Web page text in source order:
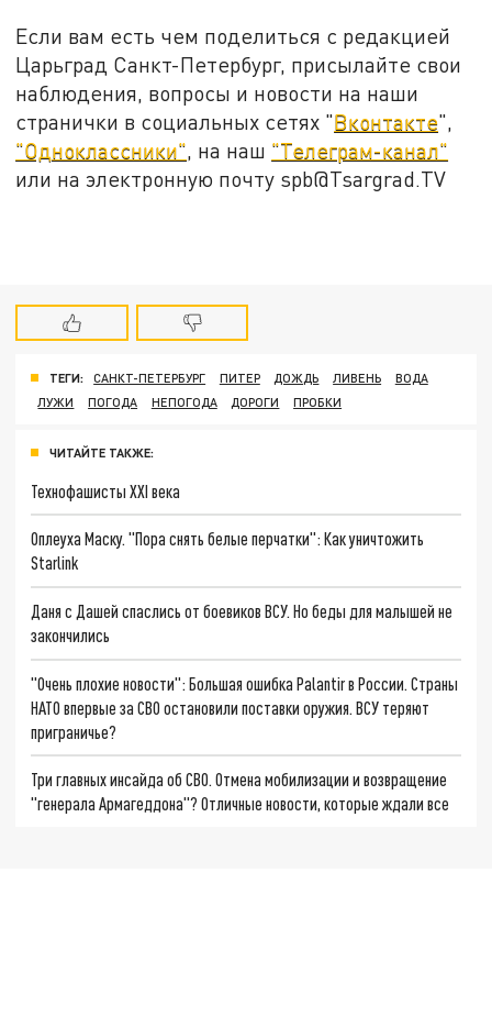
Если вам есть чем поделиться с редакцией
Царьград Санкт-Петербург, присылайте свои
наблюдения, вопросы и новости на наши
странички в социальных сетях "Вконтакте",
"Одноклассники", на наш "Телеграм-канал"
или на электронную почту spb@Tsargrad.TV
ТЕГИ: САНКТ-ПЕТЕРБУРГ ПИТЕР ДОЖДЬ ЛИВЕНЬ
ВОДА
ЛУЖИ
ПОГОДА НЕПОГОДА ДОРОГИ ПРОБКИ
ЧИТАЙТЕ ТАКЖЕ:
Технофашисты XXI века
Оплеуха Маску. "Пора снять белые перчатки": Как уничтожить
Starlink
Даня с Дашей спаслись от боевиков ВСУ. Но беды для малышей не
закончились
"Очень плохие новости": Большая ошибка Palantir в России. Страны
НАТО впервые за СВО остановили поставки оружия. ВСУ теряют
приграничье?
Три главных инсайда об СВО. Отмена мобилизации и возвращение
"генерала Армагеддона"? Отличные новости, которые ждали все